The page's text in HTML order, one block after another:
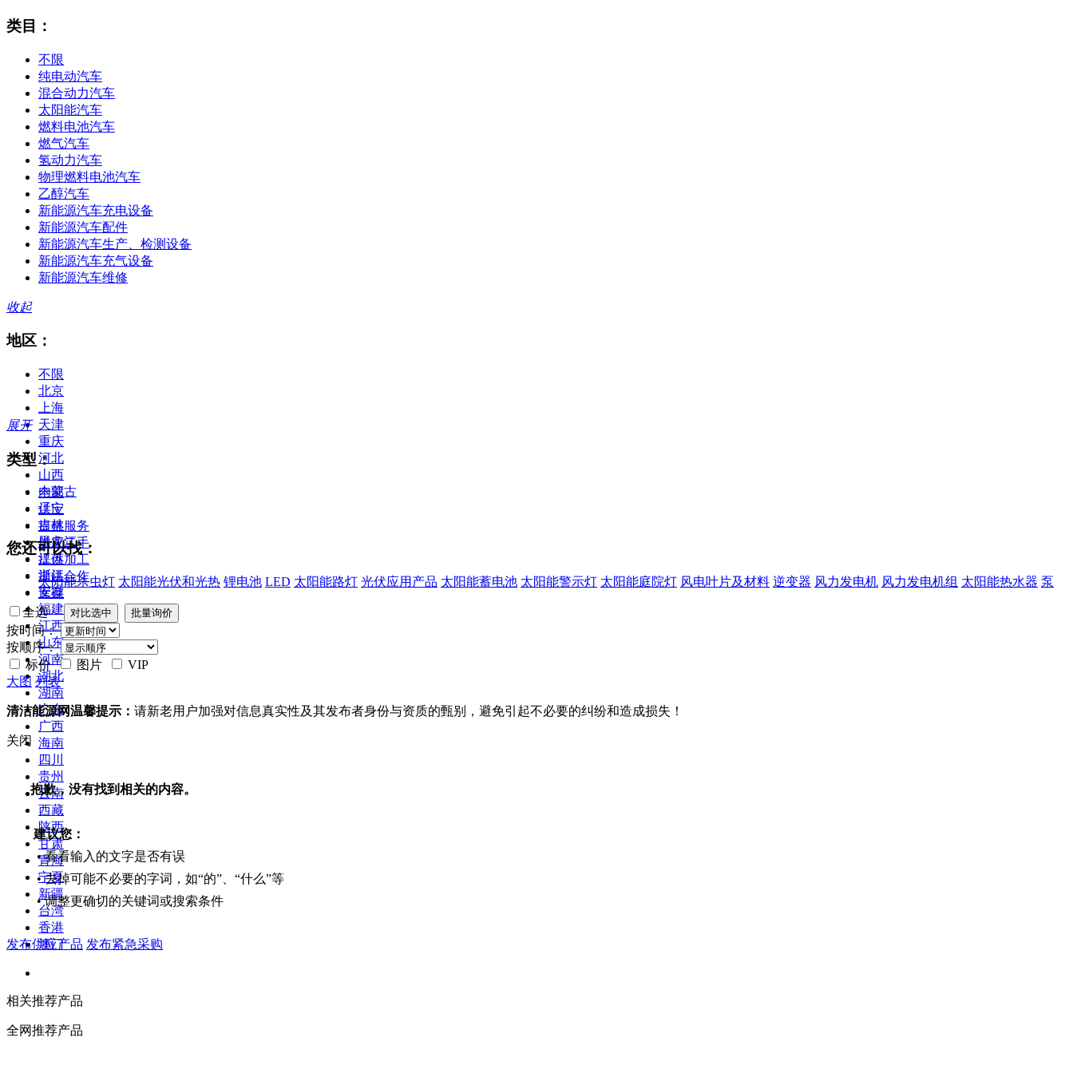
类目：
不限
纯电动汽车
混合动力汽车
太阳能汽车
燃料电池汽车
燃气汽车
氢动力汽车
物理燃料电池汽车
乙醇汽车
新能源汽车充电设备
新能源汽车配件
新能源汽车生产、检测设备
新能源汽车充气设备
新能源汽车维修
收起
地区：
不限
北京
上海
天津
重庆
河北
山西
内蒙古
辽宁
吉林
黑龙江
江苏
浙江
安徽
福建
江西
山东
河南
湖北
湖南
广东
广西
海南
四川
贵州
云南
西藏
陕西
甘肃
青海
宁夏
新疆
台湾
香港
澳门
展开
类型：
全部
供应
提供服务
供应二手
提供加工
提供合作
库存
您还可以找：
太阳能杀虫灯 太阳能光伏和光热 锂电池 LED 太阳能路灯 光伏应用产品 太阳能蓄电池 太阳能警示灯 太阳能庭院灯 风电叶片及材料 逆变器 风力发电机 风力发电机组 太阳能热水器 泵
全选
按时间：
按顺序：
标价
图片
VIP
大图 列表
清洁能源网温馨提示： 请新老用户加强对信息真实性及其发布者身份与资质的甄别，避免引起不必要的纠纷和造成损失！
关闭
抱歉，没有找到相关的内容。
建议您：
• 看看输入的文字是否有误
• 去掉可能不必要的字词，如“的”、“什么”等
• 调整更确切的关键词或搜索条件
发布供应产品 发布紧急采购
相关推荐产品
全网推荐产品